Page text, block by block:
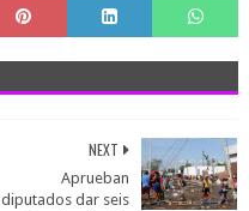
NEXT
Aprueban
diputados dar seis